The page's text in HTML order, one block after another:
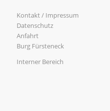
Kontakt / Impressum
Datenschutz
Anfahrt
Burg Fürsteneck
Interner Bereich